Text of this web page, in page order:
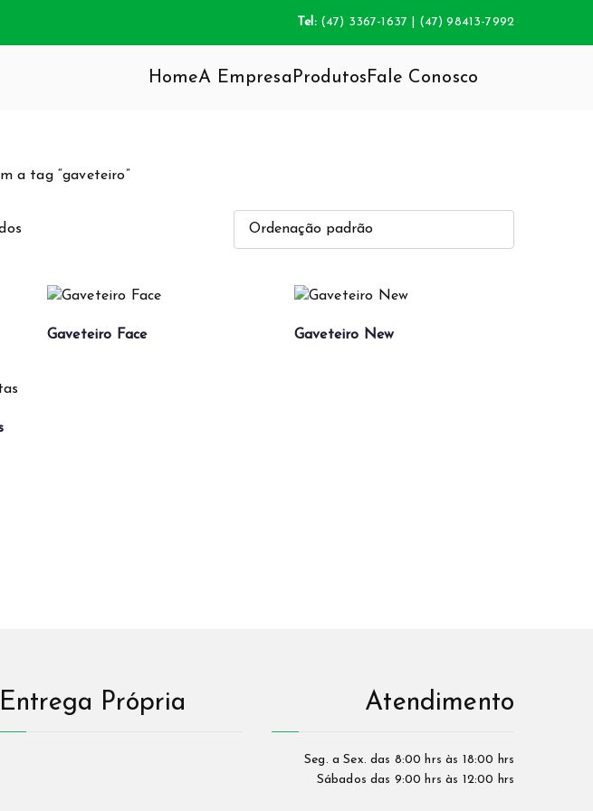
Tel: (47) 3367-1637 | (47) 98413-7992
o estilo é parte integrante da inovação do mobiliário, agregando total
HomeA Empresa ProdutosFale Conosco
a tag “gaveteiro”
Gaveteiro Face Gaveteiro New
Entrega Própria Atendimento
Seg. a Sex. das 8:00 hrs às 18:00 hrs
Sábados das 9:00 hrs às 12:00 hrs